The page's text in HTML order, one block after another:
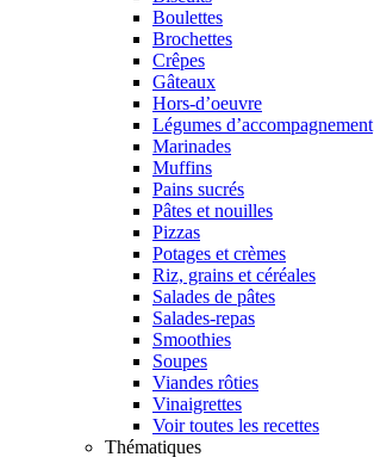
Boulettes
Brochettes
Crêpes
Gâteaux
Hors-d’oeuvre
Légumes d’accompagnement
Marinades
Muffins
Pains sucrés
Pâtes et nouilles
Pizzas
Potages et crèmes
Riz, grains et céréales
Salades de pâtes
Salades-repas
Smoothies
Soupes
Viandes rôties
Vinaigrettes
Voir toutes les recettes
Thématiques